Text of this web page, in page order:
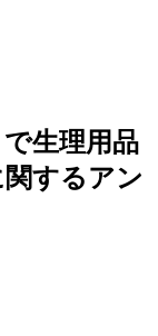
生理用品
するアン